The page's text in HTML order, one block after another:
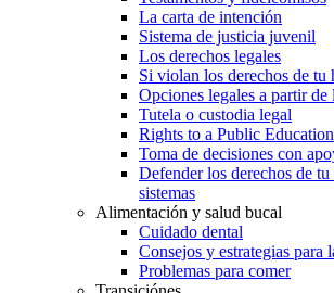
La carta de intención
Sistema de justicia juvenil
Los derechos legales
Si violan los derechos de tu
Opciones legales a partir de
Tutela o custodia legal
Rights to a Public Education
Toma de decisiones con
Defender los derechos de
sistemas
Alimentación y salud bucal
Cuidado dental
Consejos y estrategias para
Problemas para comer